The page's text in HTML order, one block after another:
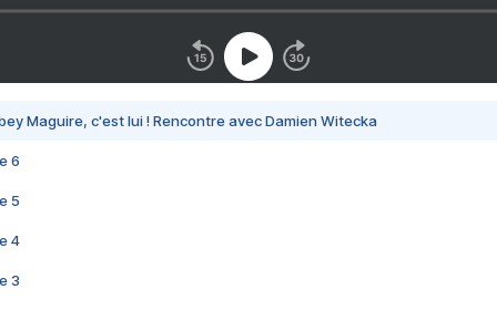
Maguire, c'est lui ! Rencontre avec Damien Witecka
6
5
4
3